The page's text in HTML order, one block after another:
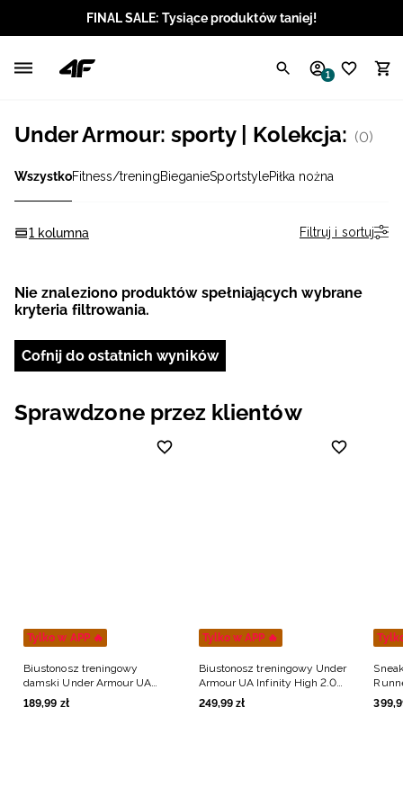
FINAL SALE: Tysiące produktów taniej!
1
Under Armour: sporty | Kolekcja: (0)
WszystkoFitness/treningBieganieSportstylePiłka nożna
1 kolumna Filtruj i sortuj
Nie znaleziono produktów spełniających wybrane
kryteria filtrowania.
Cofnij do ostatnich wyników
Sprawdzone przez klientów
Tylko w APP 🔥
Biustonosz treningowy
damski Under Armour UA
Infinity Low 2.0 Bra - czarny
189,99 zł
Tylko w APP 🔥
Biustonosz treningowy Under
Armour UA Infinity High 2.0
Bra - czarny
249,99 zł
399,
Angielski / USD
Angielski / GBP
Chorwacki / EUR
Łotewski / EUR
Niemiecki / EUR